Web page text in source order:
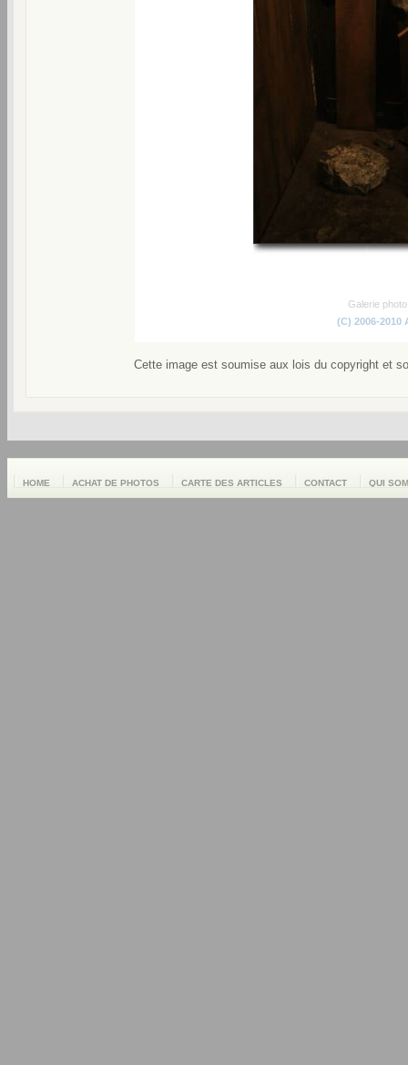
Galerie
(C) 2006-2010
Cette image est soumise aux lois du copyright et
HOME ACHAT DE PHOTOS CARTE DES ARTICLES CONTACT QUI